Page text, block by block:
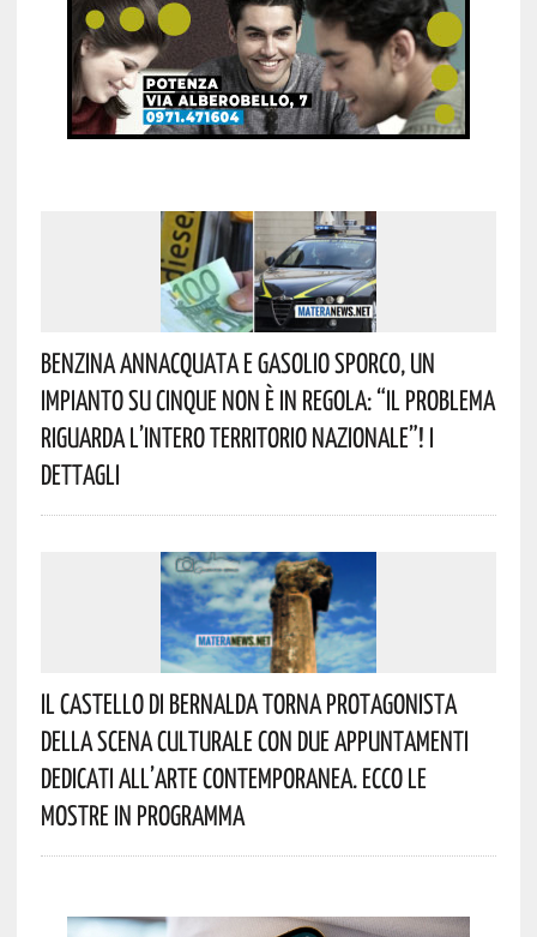
Benzina Annacquata E Gasolio Sporco, Un
Impianto Su Cinque Non È In Regola: “il Problema
Riguarda L’intero Territorio Nazionale”! I
Dettagli
Il Castello Di Bernalda Torna Protagonista
Della Scena Culturale Con Due Appuntamenti
Dedicati All’arte Contemporanea. Ecco Le
Mostre In Programma